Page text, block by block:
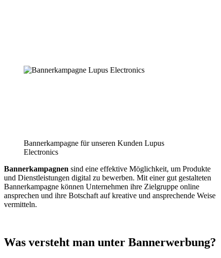
Bannerkampagne für unseren Kunden Lupus
Electronics
Bannerkampagnen sind eine effektive Möglichkeit, um Produkte
und Dienstleistungen digital zu bewerben. Mit einer gut gestalteten
Bannerkampagne können Unternehmen ihre Zielgruppe online
ansprechen und ihre Botschaft auf kreative und ansprechende Weise
vermitteln.
Was versteht man unter Bannerwerbung?